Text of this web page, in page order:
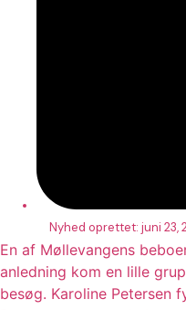
Nyhed oprettet: juni 23,
En af Møllevangens
anledning kom en lille
besøg. Karoline Petersen